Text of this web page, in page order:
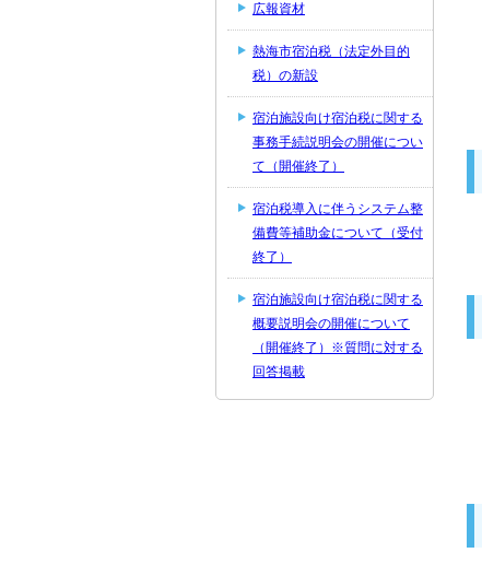
広報資材
熱海市宿泊税（法定外目的
税）の新設
宿泊施設向け宿泊税に関する
事務手続説明会の開催につい
て（開催終了）
宿泊税導入に伴うシステム整
備費等補助金について（受付
終了）
宿泊施設向け宿泊税に関する
概要説明会の開催について
（開催終了）※質問に対する
回答掲載